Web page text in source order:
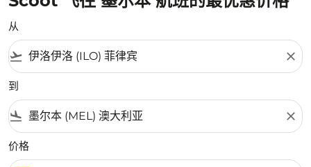
从
flight_takeoff close
到
flight_land close
价格